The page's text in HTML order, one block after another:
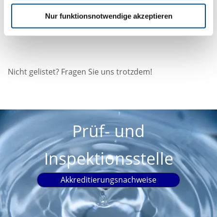
Nur funktionsnotwendige akzeptieren
Nicht gelistet? Fragen Sie uns trotzdem!
Prüf- und
Inspektionsstelle
Akkreditierungsnachweise